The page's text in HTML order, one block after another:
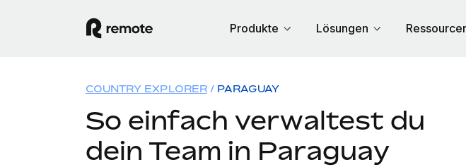
Produkte Lösungen
COUNTRY EXPLORER PARAGUAY
So einfach verwaltest du
dein Team in Paraguay